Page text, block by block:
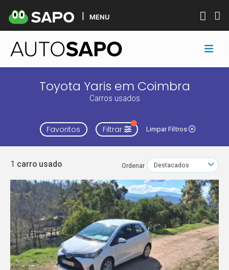
MENU
Toyota Yaris em Coimbra
Carros usados
Favoritos Filtrar Limpar Filtros
1 carro usado Ordenar